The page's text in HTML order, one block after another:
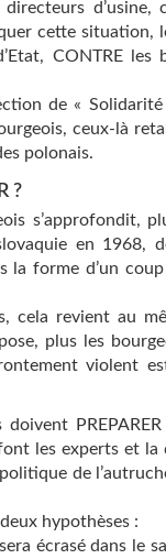
d’usine,
cette situation,
CONTRE les
de «
ceux-là
polonais.
?
s’approfondit,
en 1968,
la forme d’un
cela revient au
plus les
violent
doivent
les experts et la
de
hypothèses :
écrasé dans le